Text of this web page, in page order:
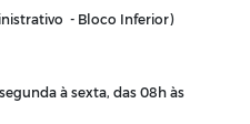
- Bloco Inferior)
à sexta, das 08h às